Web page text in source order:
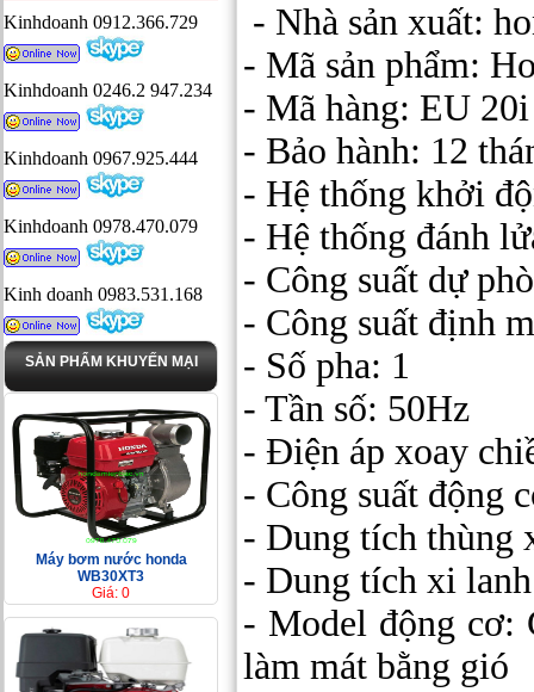
Kinhdoanh 0912.366.729
Kinhdoanh 0246.2 947.234
Kinhdoanh 0967.925.444
Kinhdoanh 0978.470.079
Kinh doanh 0983.531.168
SẢN PHẨM KHUYẾN MẠI
Máy bơm nước honda
WB30XT3
Giá: 0
- Nhà sản xuất:
- Mã sản phẩm:
- Mã hàng: EU 20i
- Bảo hành: 12
- Hệ thống khởi
- Hệ thống đánh
- Công suất dự
- Công suất định
- Số pha: 1
- Tần số: 50Hz
- Điện áp xoay
- Công suất động
- Dung tích thùng
- Dung tích xi
- Model động cơ:
làm mát bằng gió